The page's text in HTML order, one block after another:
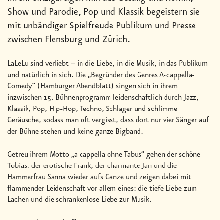
Show und Parodie, Pop und Klassik begeistern sie
mit unbändiger Spielfreude Publikum und Presse
zwischen Flensburg und Zürich.
LaLeLu sind verliebt – in die Liebe, in die Musik, in das Publikum
und natürlich in sich. Die „Begründer des Genres A-cappella-
Comedy“ (Hamburger Abendblatt) singen sich in ihrem
inzwischen 15. Bühnenprogramm leidenschaftlich durch Jazz,
Klassik, Pop, Hip-Hop, Techno, Schlager und schlimme
Geräusche, sodass man oft vergisst, dass dort nur vier Sänger auf
der Bühne stehen und keine ganze Bigband.
Getreu ihrem Motto „a cappella ohne Tabus“ gehen der schöne
Tobias, der erotische Frank, der charmante Jan und die
Hammerfrau Sanna wieder aufs Ganze und zeigen dabei mit
flammender Leidenschaft vor allem eines: die tiefe Liebe zum
Lachen und die schrankenlose Liebe zur Musik.